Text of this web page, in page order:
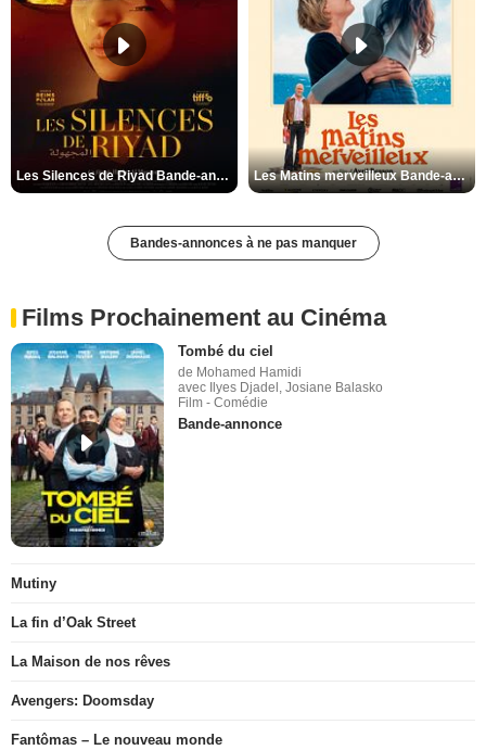
Les Silences de Riyad Bande-annonce VO STFR Les Matins merveilleux Bande-annonce VF
Bandes-annonces à ne pas manquer
Films Prochainement au Cinéma
Tombé du ciel
de Mohamed Hamidi
avec Ilyes Djadel, Josiane Balasko
Film - Comédie
Bande-annonce
Mutiny
La fin d’Oak Street
La Maison de nos rêves
Avengers: Doomsday
Fantômas – Le nouveau monde